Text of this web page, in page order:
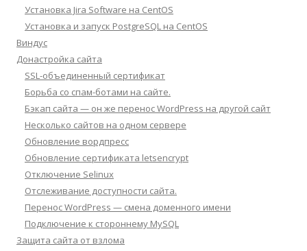
Установка Jira Software на CentOS
Установка и запуск PostgreSQL на CentOS
Виндус
Донастройка сайта
SSL-объединенный сертификат
Борьба со спам-ботами на сайте.
Бэкап сайта — он же перенос WordPress на другой сайт
Несколько сайтов на одном сервере
Обновление вордпресс
Обновление сертификата letsencrypt
Отключение Selinux
Отслеживание доступности сайта.
Перенос WordPress — смена доменного имени
Подключение к стороннему MySQL
Защита сайта от взлома